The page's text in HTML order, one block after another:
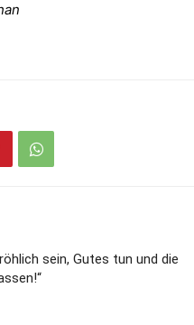
sein, Gutes tun und die